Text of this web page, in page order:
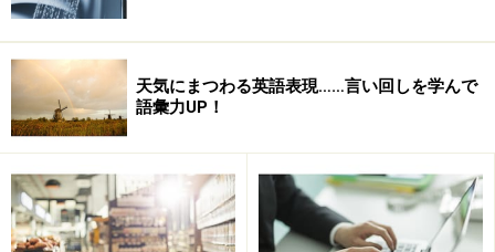
日本語ではぜんぶ同じ意味
日本語では、すべて「言う・話す」になってしまいます
しょう。こういった単語の入っている例文を会話文など
で丸暗記している人は、正しく使い分けていても、曖昧
な認識のままでいることが多いもの。これを機会に、
天気にまつわる英語表現……言い回しを学んで
語彙力UP！